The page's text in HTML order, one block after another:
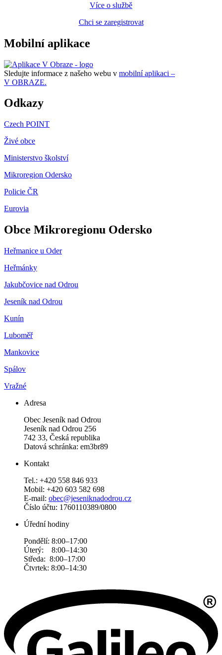
Více o službě
Chci se zaregistrovat
Mobilní aplikace
Sledujte informace z našeho webu v mobilní aplikaci –
V OBRAZE.
Odkazy
Czech POINT
Živé obce
Ministerstvo školství
Mikroregion Odersko
Policie ČR
Eurovia
Obce Mikroregionu Odersko
Heřmanice u Oder
Heřmánky
Jakubčovice nad Odrou
Jeseník nad Odrou
Kunín
Luboměř
Mankovice
Spálov
Vražné
Adresa
Obec Jeseník nad Odrou
Jeseník nad Odrou 256
742 33, Česká republika
Datová schránka: em3br89
Kontakt
Tel.: +420 558 846 933
Mobil: +420 603 582 698
E-mail: obec@jeseniknadodrou.cz
Číslo účtu: 1760110389/0800
Úřední hodiny
Pondělí: 8:00–17:00
Úterý: 8:00–14:30
Středa: 8:00–17:00
Čtvrtek: 8:00–14:30